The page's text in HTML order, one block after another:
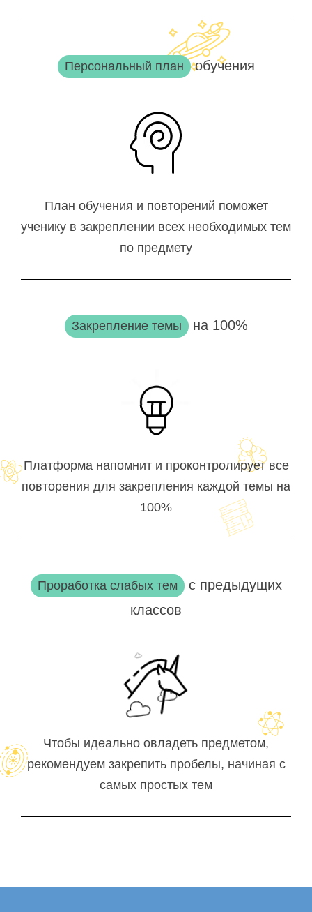
Персональный план обучения
План обучения и повторений поможет
ученику в закреплении всех необходимых тем
по предмету
Закрепление темы на 100%
Платформа напомнит и проконтролирует все
повторения для закрепления каждой темы на
100%
Проработка слабых тем с предыдущих
классов
Чтобы идеально овладеть предметом,
рекомендуем закрепить пробелы, начиная с
самых простых тем